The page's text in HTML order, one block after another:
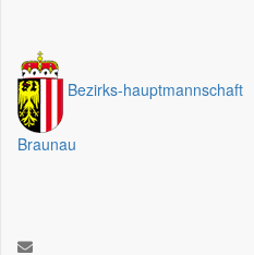
Bezirks-hauptmannschaft
Braunau